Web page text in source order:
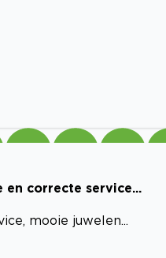
en correcte service...
mooie juwelen...